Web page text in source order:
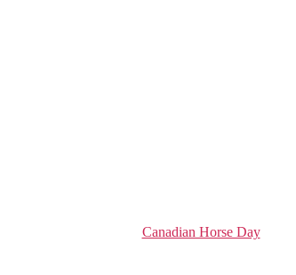
Kategorien
Canadian Horse Day